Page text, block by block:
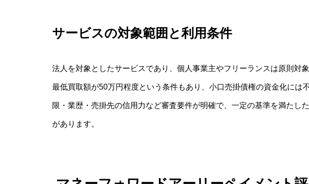
サービスの対象範囲と利用条件
法人を対象としたサービスであり、個人事業主やフリーランスは原則対
最低買取額が50万円程度という条件もあり、小口売掛債権の資金化には
限・業歴・売掛先の信用力など審査要件が明確で、一定の基準を満たし
があります。